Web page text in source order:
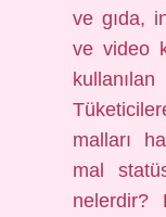
ve gıda,
ve video
malları
mal
nelerdir?